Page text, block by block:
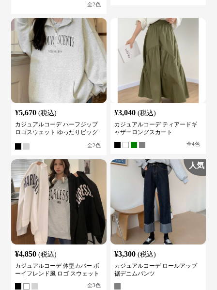
全2色
¥5,670 (税込)
カジュアルコーデ ハーフジップ
ロゴスウェット ゆったりビッグ
全2色
¥3,040 (税込)
カジュアルコーデ ティアードギ
ャザーロングスカート
全4色
¥4,850 (税込)
カジュアルコーデ 体型カバー ボ
ーイフレンド風 ロゴ スウェット
全3色
人気
¥3,300 (税込)
カジュアルコーデ ロールアップ
裾デニムパンツ